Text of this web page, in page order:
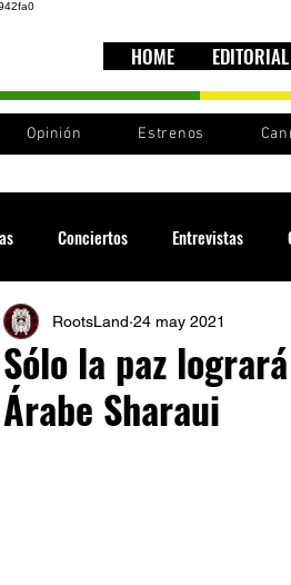
HOME EDITORIAL
Opinión Estrenos
Conciertos Entrevistas
Videos Cultura política
Cultura Cobertura
Sólo la paz
Árabe Sharaui
RootsLand 24 may 2021